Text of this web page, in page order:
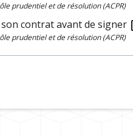
prudentiel et de résolution (ACPR)
contrat avant de signer
prudentiel et de résolution (ACPR)